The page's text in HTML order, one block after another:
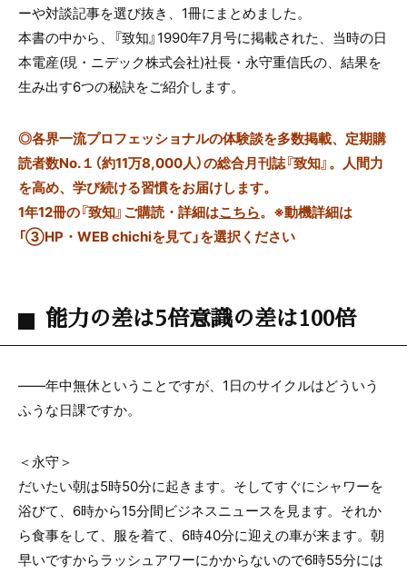
ーや対談記事を選び抜き、 1冊にまとめました。
本書の中から、『致知』1990年7月号に掲載された、当時の日
本電産(現・ニデック株式会社)社長・永守重信氏の、結果を
生み出す6つの秘訣をご紹介します。
◎各界一流プロフェッショナルの体験談を多数掲載、定期購
読者数No.１（約11万8,000人）の総合月刊誌『致知』。人間力
を高め、学び続ける習慣をお届けします。
1年12冊の『致知』ご購読・詳細はこちら。 ※動機詳細は
「③HP・WEB chichiを見て」を選択ください
能力の差は5倍意識の差は100倍
――年中無休ということですが、 1日のサイクルはどういう
ふうな日課ですか。
＜永守＞
だいたい朝は5時50分に起きます。そしてすぐにシャワーを
浴びて、 6時から15分間ビジネスニュースを見ます。それか
ら食事をして、服を着て、 6時40分に迎えの車が来ます。朝
早いですからラッシュアワーにかからないので6時55分には